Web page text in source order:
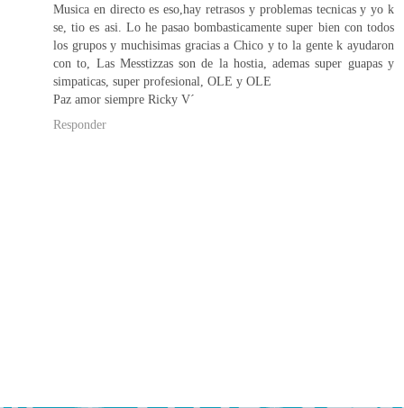
Musica en directo es eso,hay retrasos y problemas tecnicas y yo k
se, tio es asi. Lo he pasao bombasticamente super bien con todos
los grupos y muchisimas gracias a Chico y to la gente k ayudaron
con to, Las Messtizzas son de la hostia, ademas super guapas y
simpaticas, super profesional, OLE y OLE
Paz amor siempre Ricky V´
Responder